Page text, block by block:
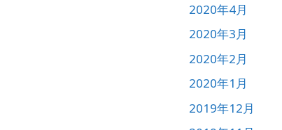
2020年4月
2020年3月
2020年2月
2020年1月
2019年12月